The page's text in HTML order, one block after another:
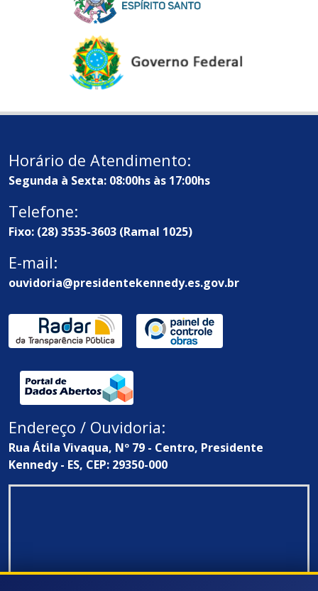
Horário de Atendimento:
Segunda à Sexta: 08:00hs às 17:00hs
Telefone:
Fixo: (28) 3535-3603 (Ramal 1025)
E-mail:
ouvidoria@presidentekennedy.es.gov.br
Endereço / Ouvidoria:
Rua Átila Vivaqua, Nº 79 - Centro, Presidente
Kennedy - ES, CEP: 29350-000